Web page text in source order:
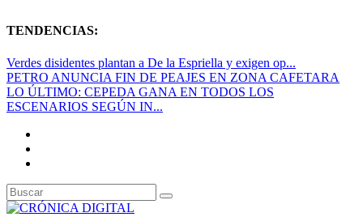
TENDENCIAS:
Verdes disidentes plantan a De la Espriella y exigen op...
PETRO ANUNCIA FIN DE PEAJES EN ZONA CAFETARA
LO ÚLTIMO: CEPEDA GANA EN TODOS LOS
ESCENARIOS SEGÚN IN...